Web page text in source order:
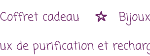
Coffret cadeau
de purification et